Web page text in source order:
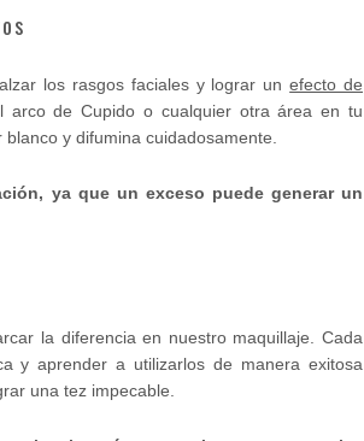
los rasgos faciales y lograr unefecto de
arco de Cupido o cualquier otra área en tu
y difumina cuidadosamente.
ya que un exceso puede generar un
la diferencia en nuestro maquillaje. Cada
y aprender a utilizarlos de manera exitosa
una tez impecable.